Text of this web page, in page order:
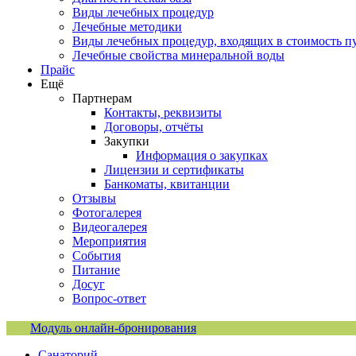
Виды лечебных процедур
Лечебные методики
Виды лечебных процедур, входящих в стоимость
Лечебные свойства минеральной воды
Прайс
Ещё
Партнерам
Контакты, реквизиты
Договоры, отчёты
Закупки
Информация о закупках
Лицензии и сертификаты
Банкоматы, квитанции
Отзывы
Фотогалерея
Видеогалерея
Мероприятия
События
Питание
Досуг
Вопрос-ответ
Модуль онлайн-бронирования